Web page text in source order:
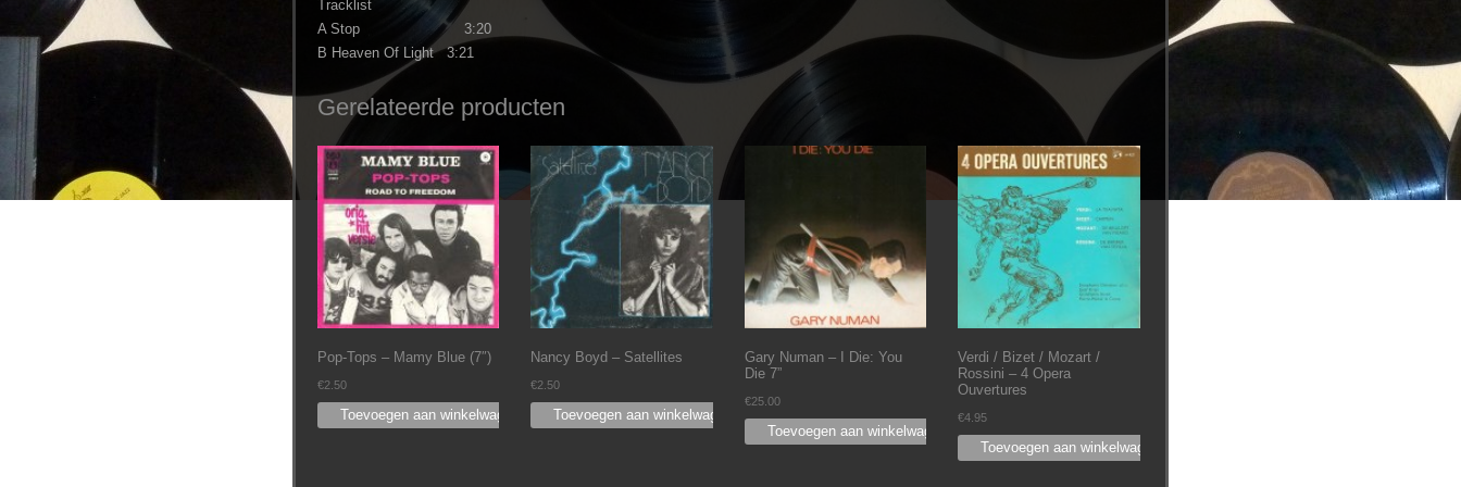
Tracklist
A Stop 3:20
B Heaven Of Light 3:21
Gerelateerde producten
Pop-Tops ‎– Mamy Blue (7″)
€2.50
Toevoegen aan winkelwagen
Nancy Boyd ‎– Satellites
€2.50
Toevoegen aan winkelwagen
Gary Numan – I Die: You
Die 7”
€25.00
Toevoegen aan winkelwagen
Verdi / Bizet / Mozart /
Rossini ‎– 4 Opera
Ouvertures
€4.95
Toevoegen aan winkelwagen